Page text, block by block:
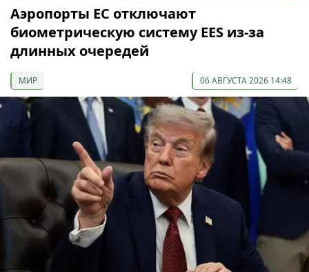
Аэропорты ЕС отключают
биометрическую систему EES из-за
длинных очередей
МИР 06 АВГУСТА 2026 14:48